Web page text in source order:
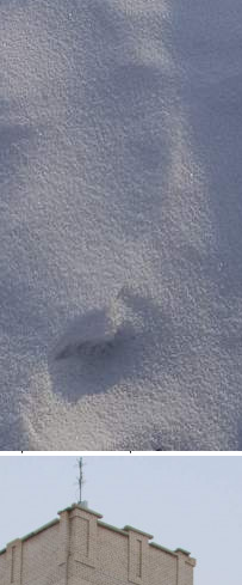
Характеристики помещения
№ объявления
103662
Дата размещения
12.05.2023
Город
Чита
Адрес
поселок городского типа
Расположено
Этаж
4
Предлагается
Продажа
Желаемый / подходящий вид
Не указано
Назначение
Не указано
Размер площади (м2)
2785
Цена за помещение
13 309 500 руб.
О помещении